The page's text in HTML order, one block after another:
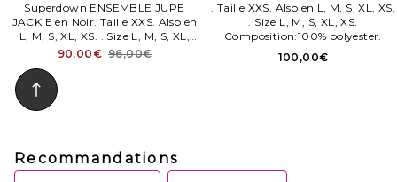
Superdown ENSEMBLE JUPE
JACKIE en Noir. Taille XXS. Also en
L, M, S, XL, XS. . Size L, M, S, XL,
XS. 88% polyester, 12% élasthanne.
90,00€ 96,00€
. Taille XXS. Also en L, M, S, XL, XS.
. Size L, M, S, XL, XS.
Composition:100% polyester.
100,00€
Recommandations